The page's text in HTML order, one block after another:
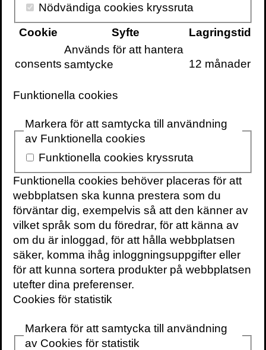
VOLANTE PÅ
FACEBOOK
VOLANTE PÅTWITTER
VILL DU FÅ VÅRT
föreläsningar och
en gång i veckan
till din inbox
KONTAKTA OSS
Volante
SE-111 27 Stockholm
Sweden
Nödvändiga cookies kryssruta
Cookie
Syfte Lagringstid
consents
Används för att hantera
samtycke
12 månader
Funktionella cookies
Markera för att samtycka till användning
av Funktionella cookies
Funktionella cookies kryssruta
Funktionella cookies behöver placeras för att
webbplatsen ska kunna prestera som du
förväntar dig, exempelvis så att den känner av
vilket språk som du föredrar, för att känna av
om du är inloggad, för att hålla webbplatsen
säker, komma ihåg inloggningsuppgifter eller
för att kunna sortera produkter på webbplatsen
utefter dina preferenser.
Cookies för statistik
Markera för att samtycka till användning
av Cookies för statistik